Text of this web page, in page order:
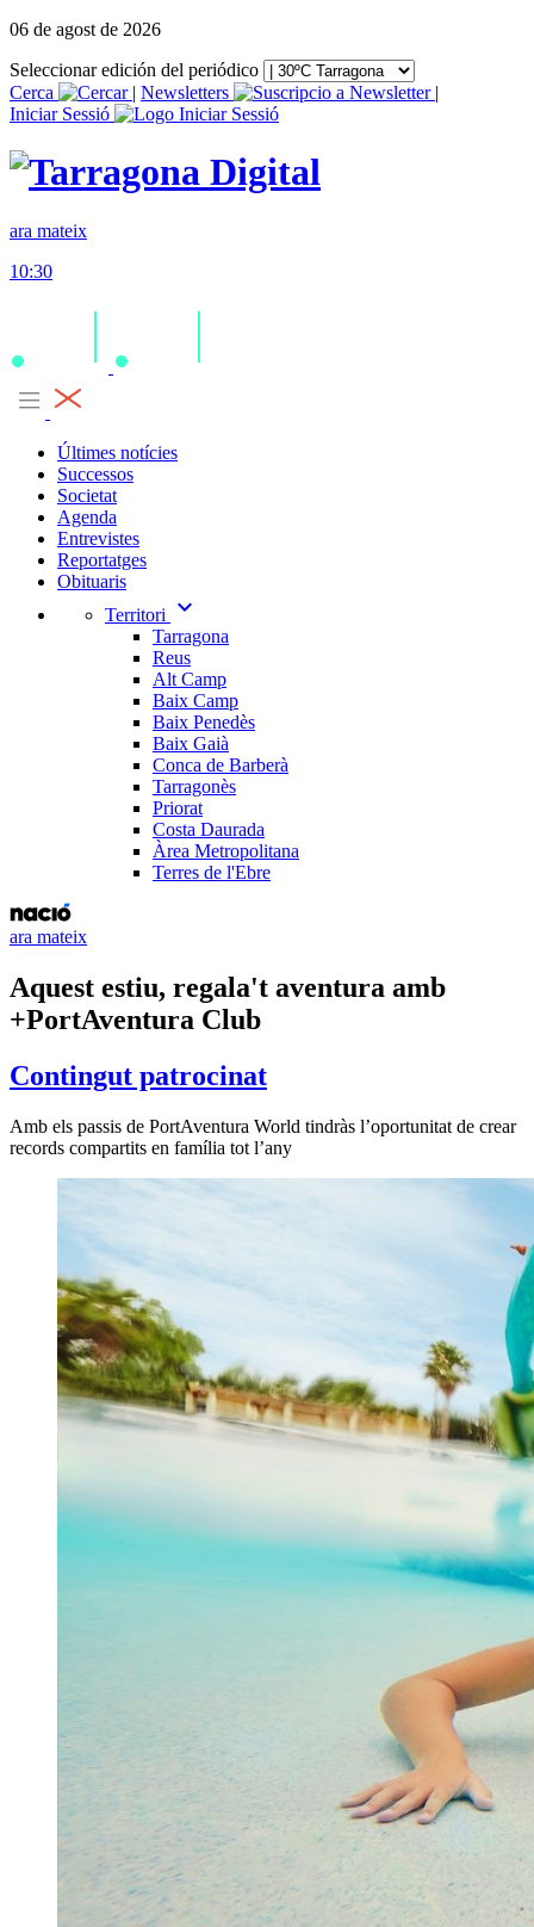
06 de agost de 2026
Seleccionar edición del periódico
Cerca
| Newsletters
|
Iniciar Sessió
ara mateix
10:30
Últimes notícies
Successos
Societat
Agenda
Entrevistes
Reportatges
Obituaris
Territori
expand_more
Tarragona
Reus
Alt Camp
Baix Camp
Baix Penedès
Baix Gaià
Conca de Barberà
Tarragonès
Priorat
Costa Daurada
Àrea Metropolitana
Terres de l'Ebre
ara mateix
Aquest estiu, regala't aventura amb
+PortAventura Club
Contingut patrocinat
Amb els passis de PortAventura World tindràs l’oportunitat de crear
records compartits en família tot l’any